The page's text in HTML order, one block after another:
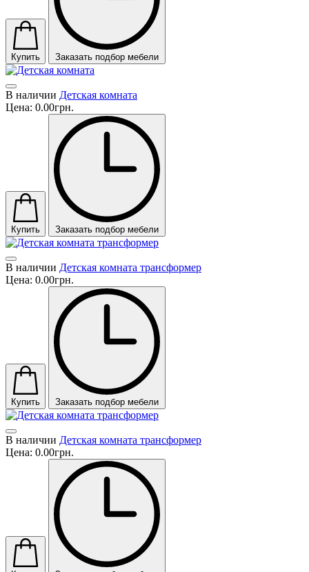
Купить Заказать подбор мебели
В наличии Детская комната
Цена: 0.00грн.
Купить Заказать подбор мебели
В наличии Детская комната трансформер
Цена: 0.00грн.
Купить Заказать подбор мебели
В наличии Детская комната трансформер
Цена: 0.00грн.